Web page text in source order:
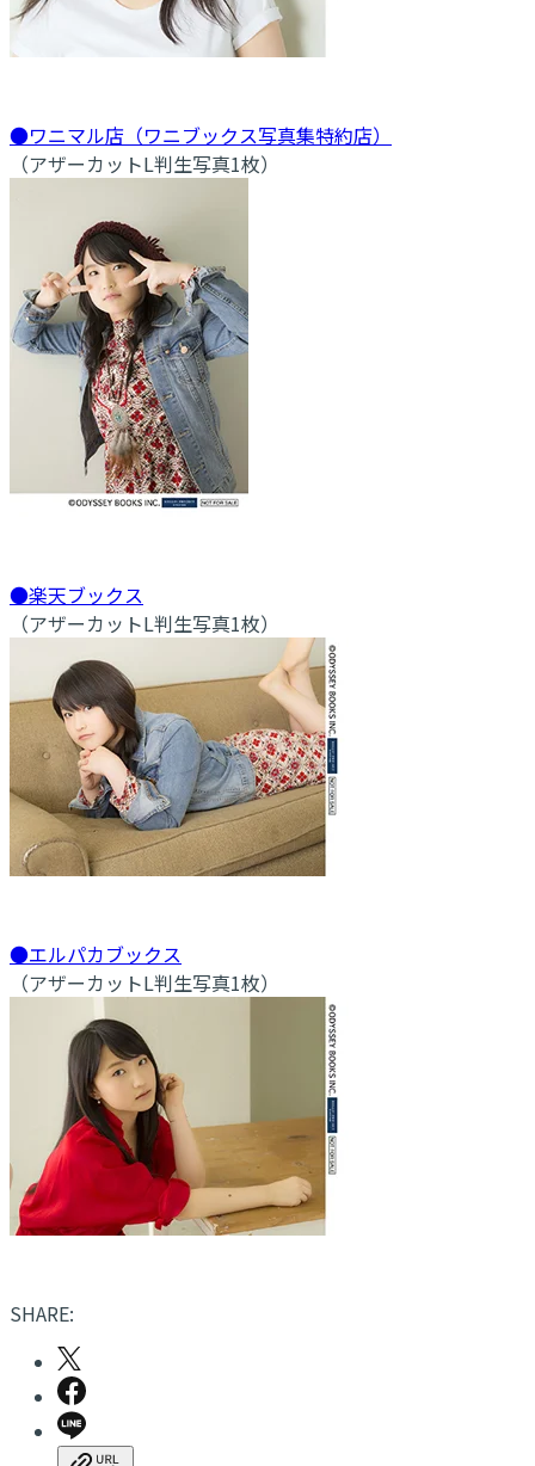
●ワニマル店（ワニブックス写真集特約店）
（アザーカットL判生写真1枚）
●楽天ブックス
（アザーカットL判生写真1枚）
●エルパカブックス
（アザーカットL判生写真1枚）
SHARE: